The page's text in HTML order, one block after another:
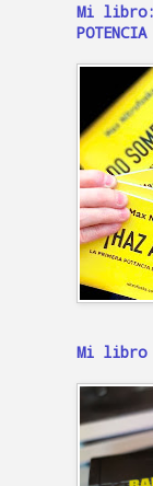
Mi libro:
Mi libro